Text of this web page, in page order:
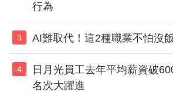
行為
3 AI難取代！這2種職業不怕沒
4
日月光員工去年平均薪資破
名次大躍進